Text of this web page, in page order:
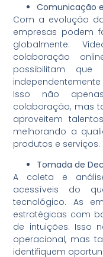
Comunicação
Com a evolução
empresas podem
globalmente.
colaboração
possibilitam que
Isso não
colaboração, mas
aproveitem
melhorando a
produtos e serviços.
Tomada de
A coleta e
acessíveis do
tecnológico. As
estratégicas com
de intuições. Isso
operacional, mas
identifiquem